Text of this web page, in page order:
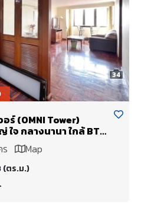
34
ร์ (OMNI Tower)
จ กลางนานา ใกล้ BTS
ร Map
(ตร.ม.)